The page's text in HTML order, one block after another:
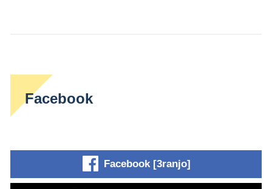
Facebook
Facebook [3ranjo]